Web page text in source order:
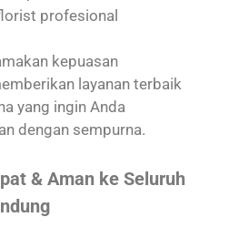
profesional
kepuasan
layanan terbaik
yang ingin Anda
dengan sempurna.
& Aman ke Seluruh